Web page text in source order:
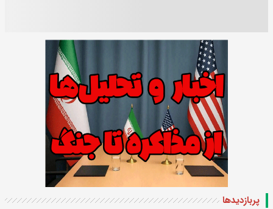
پربازدید‌ها